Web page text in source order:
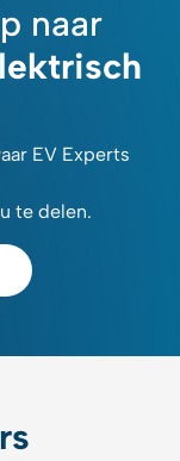
naar
EV Experts
te delen.